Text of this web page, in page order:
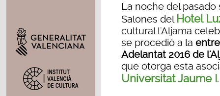
La noche del pasado
Salones del Hotel
cultural l'Aljama
se procedió a la
Adelantat 2016 de
que otorga esta
Universitat Jaume I .